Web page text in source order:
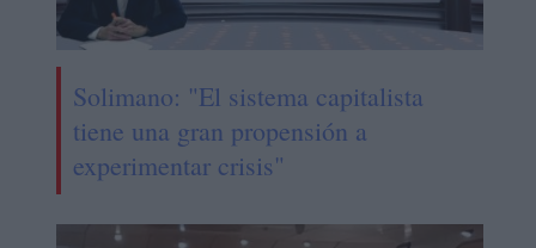
Solimano: "El sistema capitalista
tiene una gran propensión a
experimentar crisis"